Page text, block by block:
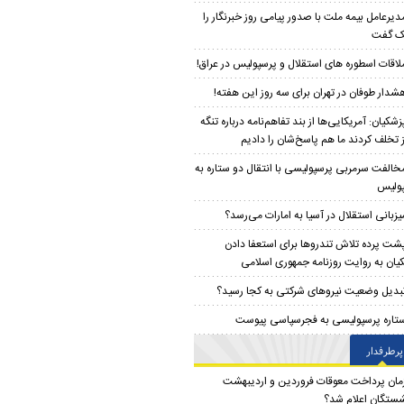
بیمه ملت با صدور پیامی روز خبرنگار را
گفت
اسطوره های استقلال و پرسپولیس در عراق!
طوفان در تهران برای سه روز این هفته!
آمریکایی‌ها از بند تفاهم‌نامه درباره تنگه
تخلف کردند ما هم پاسخ‌شان را دادیم
سرمربی پرسپولیسی با انتقال دو ستاره به
استقلال در آسیا به امارات می‌رسد؟
پرده تلاش تندرو‌ها برای استعفا دادن
به روایت روزنامه جمهوری اسلامی
وضعیت نیروهای شرکتی به کجا رسید؟
پرسپولیسی به فجرسپاسی پیوست
پرطرفدار
پرداخت معوقات فروردین و اردیبهشت
اعلام شد؟